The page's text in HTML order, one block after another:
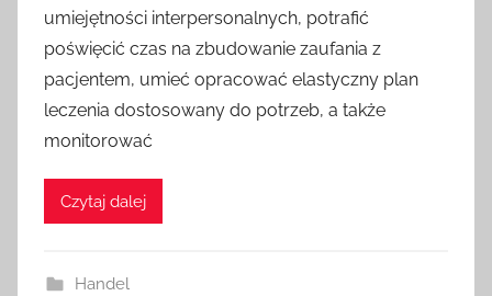
umiejętności interpersonalnych, potrafić
poświęcić czas na zbudowanie zaufania z
pacjentem, umieć opracować elastyczny plan
leczenia dostosowany do potrzeb, a także
monitorować
Czytaj dalej
Handel